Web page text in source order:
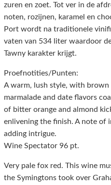
zuren en zoet. Tot ver in de
noten, rozijnen, karamel en
Port wordt na traditionele
vaten van 534 liter waardoor
Tawny karakter krijgt.
Proefnotities/Punten:
A warm, lush style, with brown
marmalade and date flavors
of bitter orange and almond
enlivening the finish. A note of
adding intrigue.
Wine Spectator 96 pt.
Very pale fox red. This wine
the Symingtons took over